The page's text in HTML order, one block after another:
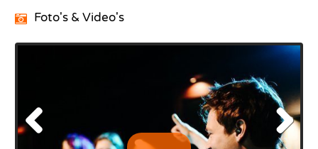
Foto's & Video's